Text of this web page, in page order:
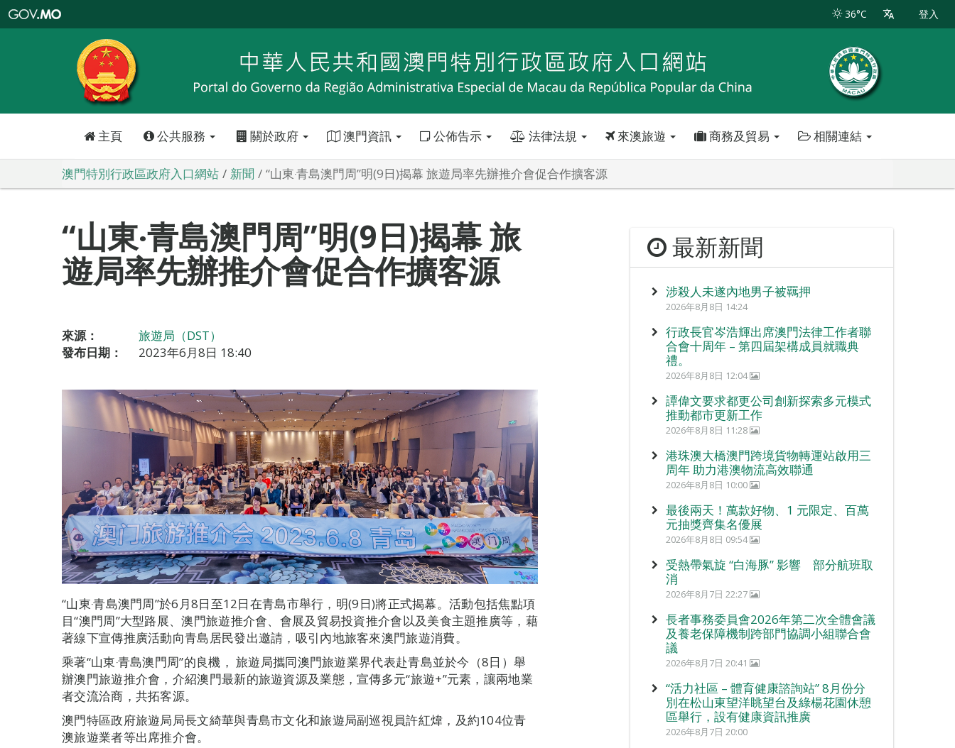
特
政
區
政
口
36°C 登入
主頁 公共服務 關於政府 澳門資訊 公佈告示 法律法規 來澳旅遊 商務及貿易 相關連結
澳門特別行政區政府入口網站 新聞 “山東‧青島澳門周”明(9日)揭幕 旅遊局率先辦推介會促合作擴客源
“山東‧青島澳門周”明(9日)揭幕 旅
遊局率先辦推介會促合作擴客源
來源：
旅遊局（DST）
發布日期：
2023年6月8日 18:40
“山東‧青島澳門周”於6月8日至12日在青島市舉行，明(9日)將正式揭幕。活動包括焦點項
目“澳門周”大型路展、澳門旅遊推介會、會展及貿易投資推介會以及美食主題推廣等，藉
著線下宣傳推廣活動向青島居民發出邀請，吸引內地旅客來澳門旅遊消費。
乘著“山東‧青島澳門周”的良機， 旅遊局攜同澳門旅遊業界代表赴青島並於今（8日）舉
辦澳門旅遊推介會，介紹澳門最新的旅遊資源及業態，宣傳多元“旅遊+”元素，讓兩地業
者交流洽商，共拓客源。
澳門特區政府旅遊局局長文綺華與青島市文化和旅遊局副巡視員許紅煒，及約104位青
澳旅遊業者等出席推介會。
最新新聞
涉殺人未遂內地男子被羈押
2026年8月8日 14:24
行政長官岑浩輝出席澳門法律工作者聯
合會十周年 – 第四屆架構成員就職典
禮。
2026年8月8日 12:04
譚偉文要求都更公司創新探索多元模式
推動都市更新工作
2026年8月8日 11:28
港珠澳大橋澳門跨境貨物轉運站啟用三
周年 助力港澳物流高效聯通
2026年8月8日 10:00
最後兩天！萬款好物、1 元限定、百萬
元抽獎齊集名優展
2026年8月8日 09:54
受熱帶氣旋 “白海豚” 影響 部分航班取
消
2026年8月7日 22:27
長者事務委員會2026年第二次全體會議
及養老保障機制跨部門協調小組聯合會
議
2026年8月7日 20:41
“活力社區 – 體育健康諮詢站” 8月份分
別在松山東望洋眺望台及綠楊花園休憩
區舉行，設有健康資訊推廣
2026年8月7日 20:00